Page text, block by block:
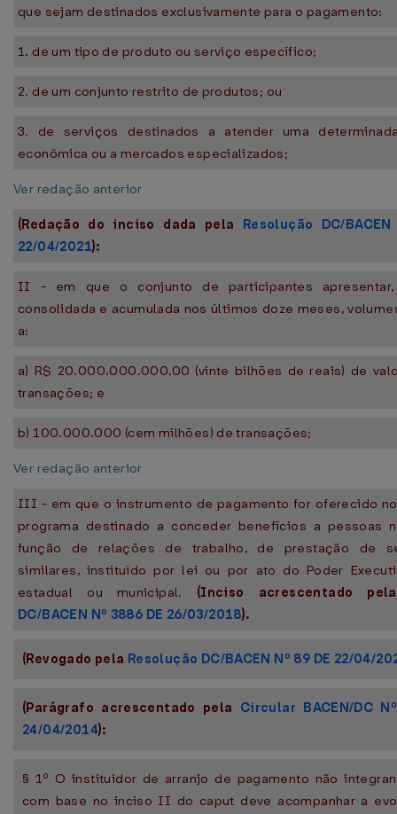
que sejam destinados exclusivamente para o pagamento:
1. de um tipo de produto ou serviço específico;
2. de um conjunto restrito de produtos; ou
3. de serviços destinados a atender uma
econômica ou a mercados especializados;
Ver redação anterior
(Redação do inciso dada pela Resolução DC/
22/04/2021):
II - em que o conjunto de participantes
consolidada e acumulada nos últimos doze meses,
a:
a) R$ 20.000.000.000,00 (vinte bilhões de reais) de
transações; e
b) 100.000.000 (cem milhões) de transações;
Ver redação anterior
III - em que o instrumento de pagamento for oferecido
programa destinado a conceder benefícios a pessoas
função de relações de trabalho, de prestação de
similares, instituído por lei ou por ato do Poder
estadual ou municipal. (Inciso acrescentado
DC/BACEN Nº 3886 DE 26/03/2018).
(Revogado pela Resolução DC/BACEN Nº 89 DE 22/04/
(Parágrafo acrescentado pela Circular BACEN/DC
24/04/2014):
§ 1º O instituidor de arranjo de pagamento não
com base no inciso II do caput deve acompanhar a